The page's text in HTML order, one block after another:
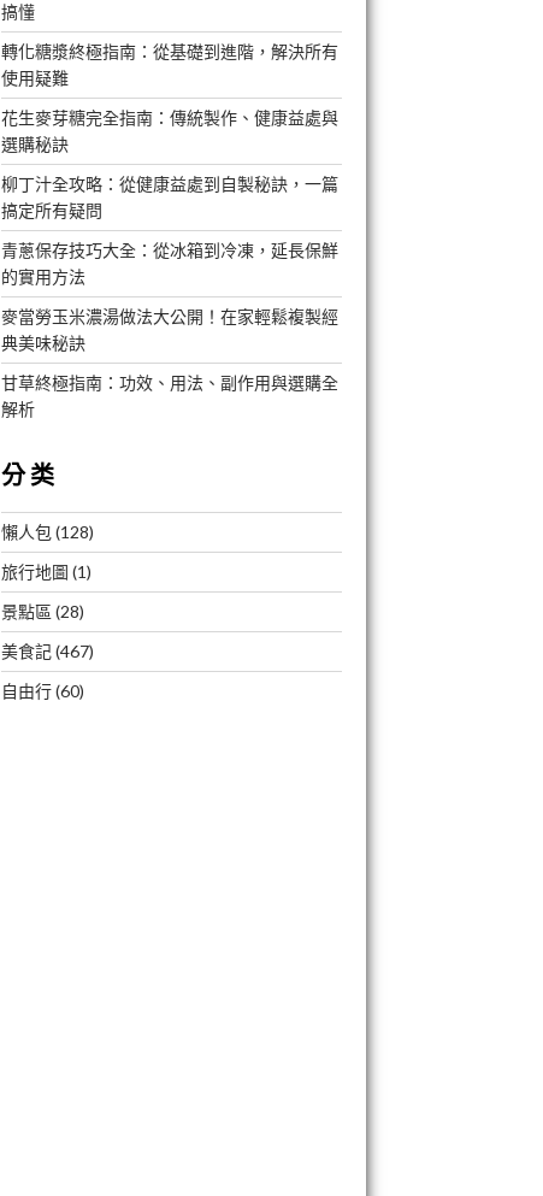
搞懂
轉化糖漿終極指南：從基礎到進階，解決所有
使用疑難
花生麥芽糖完全指南：傳統製作、健康益處與
選購秘訣
柳丁汁全攻略：從健康益處到自製秘訣，一篇
搞定所有疑問
青蔥保存技巧大全：從冰箱到冷凍，延長保鮮
的實用方法
麥當勞玉米濃湯做法大公開！在家輕鬆複製經
典美味秘訣
甘草終極指南：功效、用法、副作用與選購全
解析
分类
懶人包 (128)
旅行地圖 (1)
景點區 (28)
美食記(467)
自由行(60)